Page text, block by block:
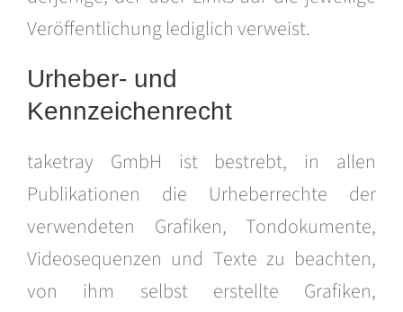
Veröffentlichung lediglich verweist.
Urheber- und
Kennzeichenrecht
taketray GmbH ist bestrebt, in allen
Publikationen die Urheberrechte der
verwendeten Grafiken, Tondokumente,
Videosequenzen und Texte zu beachten,
von ihm selbst erstellte Grafiken,